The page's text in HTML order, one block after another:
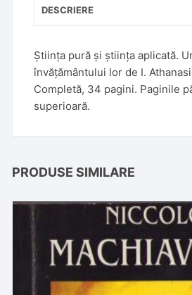
DESCRIERE
Știința pură și știința aplicată.
învățământului lor de I.
Completă, 34 pagini. Paginile
superioară.
PRODUSE SIMILARE